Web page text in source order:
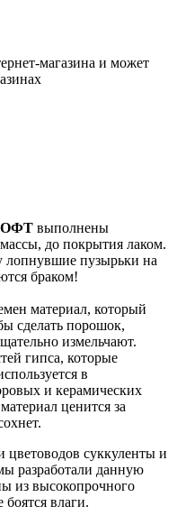
магазина и может
выполнены
до покрытия лаком.
лопнувшие пузырьки на
браком!
материал, который
сделать порошок,
измельчают.
гипса, которые
в
и керамических
ценится за
цветоводов суккуленты и
разработали данную
из высокопрочного
влаги.